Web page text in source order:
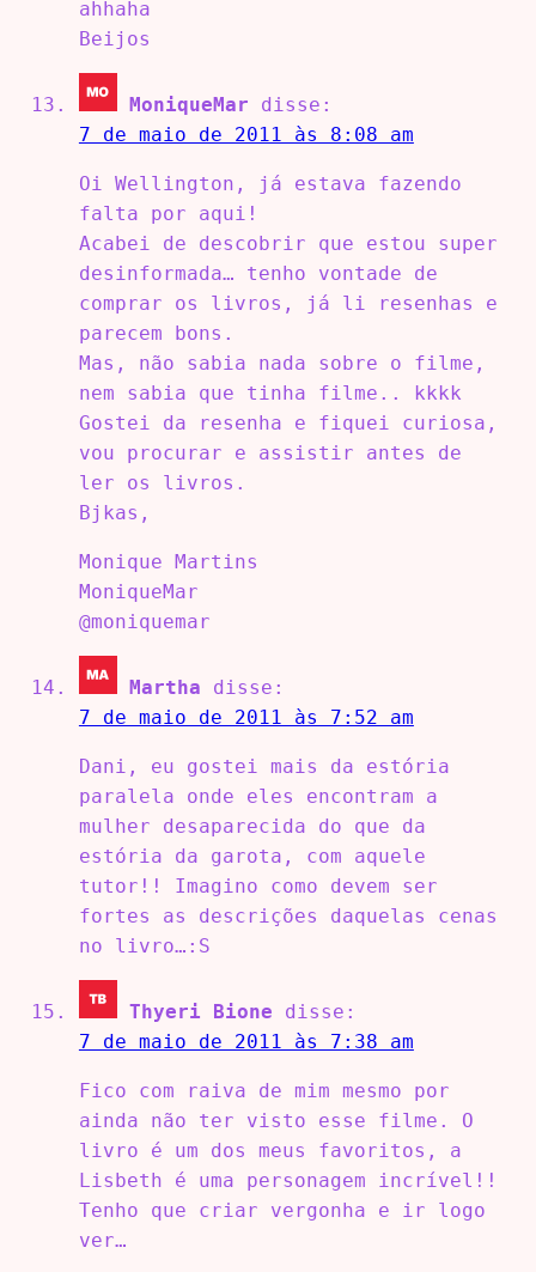
ahhaha
Beijos
MoniqueMar
disse:
7 de maio de 2011 às 8:08 am
Oi Wellington, já estava fazendo
falta por aqui!
Acabei de descobrir que estou super
desinformada… tenho vontade de
comprar os livros, já li resenhas e
parecem bons.
Mas, não sabia nada sobre o filme,
nem sabia que tinha filme.. kkkk
Gostei da resenha e fiquei curiosa,
vou procurar e assistir antes de
ler os livros.
Bjkas,
Monique Martins
MoniqueMar
@moniquemar
Martha
disse:
7 de maio de 2011 às 7:52 am
Dani, eu gostei mais da estória
paralela onde eles encontram a
mulher desaparecida do que da
estória da garota, com aquele
tutor!! Imagino como devem ser
fortes as descrições daquelas cenas
no livro…:S
Thyeri Bione
disse:
7 de maio de 2011 às 7:38 am
Fico com raiva de mim mesmo por
ainda não ter visto esse filme. O
livro é um dos meus favoritos, a
Lisbeth é uma personagem incrível!!
Tenho que criar vergonha e ir logo
ver…